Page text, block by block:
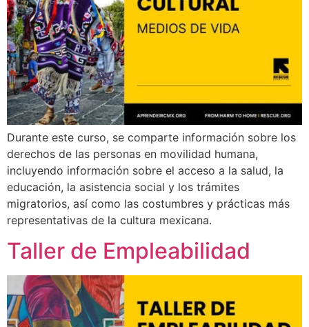
Durante este curso, se comparte información sobre los
derechos de las personas en movilidad humana,
incluyendo información sobre el acceso a la salud, la
educación, la asistencia social y los trámites
migratorios, así como las costumbres y prácticas más
representativas de la cultura mexicana.
Taller de Empleabilidad